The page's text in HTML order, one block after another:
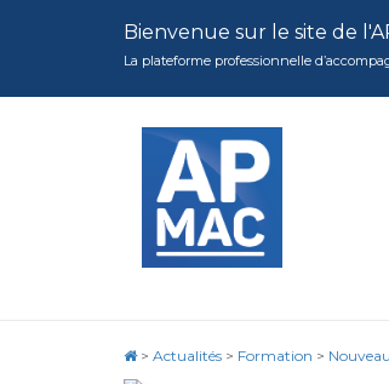
Bienvenue sur le site de
La plateforme professionnelle
> Actualités > Formation >